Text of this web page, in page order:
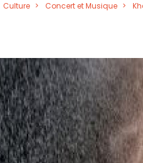
Culture Concert et Musique